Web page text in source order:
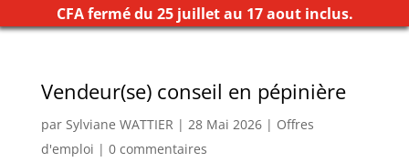
CFA fermé du 25 juillet au 17 aout inclus.
Vendeur(se) conseil en pépinière
par Sylviane WATTIER | 28 Mai 2026| Offres
d'emploi | 0 commentaires